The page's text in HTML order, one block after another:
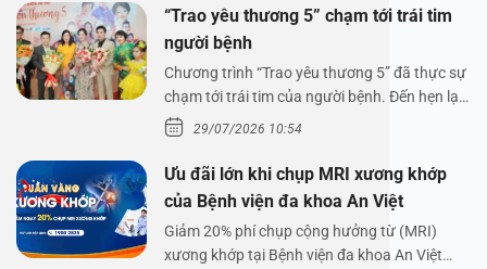
“Trao yêu thương 5” chạm tới trái tim
người bệnh
Chương trình “Trao yêu thương 5” đã thực sự
chạm tới trái tim của người bệnh. Đến hẹn lại
lên,…29/07/2026 10:54
Ưu đãi lớn khi chụp MRI xương khớp
của Bệnh viện đa khoa An Việt
Giảm 20% phí chụp cộng hưởng từ (MRI)
xương khớp tại Bệnh viện đa khoa An Việt